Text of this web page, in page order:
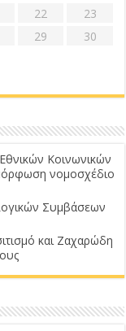
22
23
29
30
Κοινωνικών
νομοσχέδιο
Συμβάσεων
και Ζαχαρώδη